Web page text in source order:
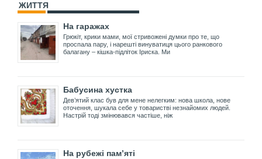
ЖИТТЯ
На гаражах
Грюкіт, крики мами, мої стривожені думки про те, що
проспала пару, і нарешті винуватиця цього ранкового
балагану – кішка-підліток Іриска. Ми
Бабусина хустка
Дев’ятий клас був для мене нелегким: нова школа, нове
оточення, шукала себе у товаристві незнайомих людей.
Настрій тоді змінювався частіше, ніж
На рубежі пам’яті